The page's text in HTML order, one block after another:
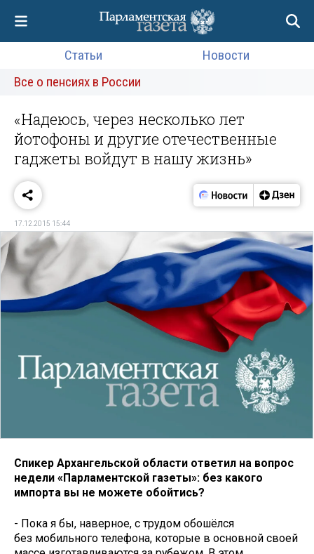
Статьи
Новости
Все о пенсиях в России
«Надеюсь, через несколько лет
йотофоны и другие отечественные
гаджеты войдут в нашу жизнь»
17.12.2015 15:44
Спикер Архангельской области ответил на вопрос
недели «Парламентской газеты»: без какого
импорта вы не можете обойтись?
- Пока я бы, наверное, с трудом обошёлся
без мобильного телефона, которые в основной своей